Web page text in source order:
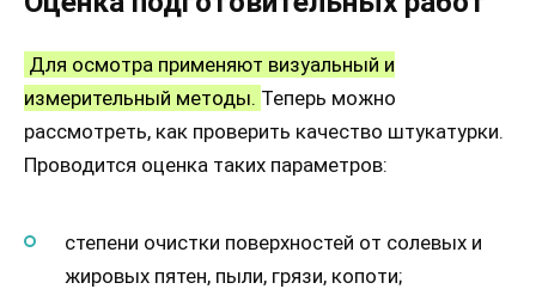
Для осмотра применяют визуальный и
измерительный методы. Теперь можно
рассмотреть, как проверить качество штукатурки.
Проводится оценка таких параметров:
степени очистки поверхностей от солевых и
жировых пятен, пыли, грязи, копоти;